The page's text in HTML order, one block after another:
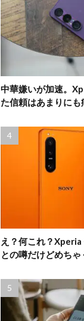
中華嫌いが加速。
た信頼はあまりにも
え？何これ？
との噂だけどめちゃ